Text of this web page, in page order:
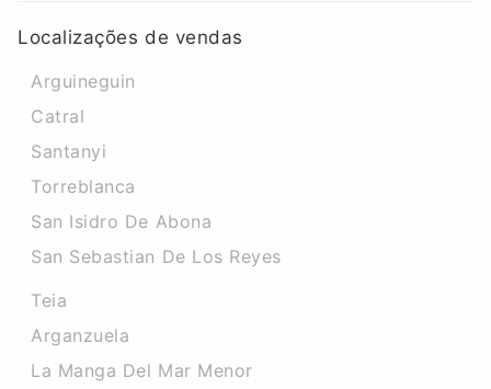
Localizações de vendas
Arguineguin
Catral
Santanyi
Torreblanca
San Isidro De Abona
San Sebastian De Los Reyes
Teia
Arganzuela
La Manga Del Mar Menor